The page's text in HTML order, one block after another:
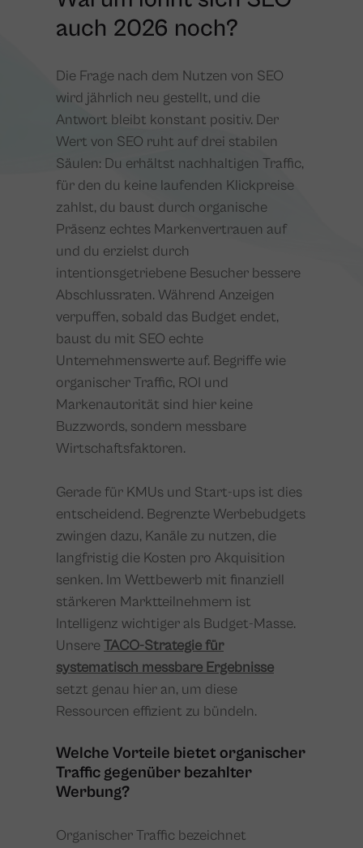
auch 2026 noch?
Die Frage nach dem Nutzen von SEO
wird jährlich neu gestellt, und die
Antwort bleibt konstant positiv. Der
Wert von SEO ruht auf drei stabilen
Säulen: Du erhältst nachhaltigen Traffic,
für den du keine laufenden Klickpreise
zahlst, du baust durch organische
Präsenz echtes Markenvertrauen auf
und du erzielst durch
intentionsgetriebene Besucher bessere
Abschlussraten. Während Anzeigen
verpuffen, sobald das Budget endet,
baust du mit SEO echte
Unternehmenswerte auf. Begriffe wie
organischer Traffic, ROI und
Markenautorität sind hier keine
Buzzwords, sondern messbare
Wirtschaftsfaktoren.
Gerade für KMUs und Start-ups ist dies
entscheidend. Begrenzte Werbebudgets
zwingen dazu, Kanäle zu nutzen, die
langfristig die Kosten pro Akquisition
senken. Im Wettbewerb mit finanziell
stärkeren Marktteilnehmern ist
Intelligenz wichtiger als Budget-Masse.
UnsereTACO-Strategie für
systematisch messbare Ergebnisse
setzt genau hier an, um diese
Ressourcen effizient zu bündeln.
Welche Vorteile bietet organischer
Traffic gegenüber bezahlter
Werbung?
Organischer Traffic bezeichnet